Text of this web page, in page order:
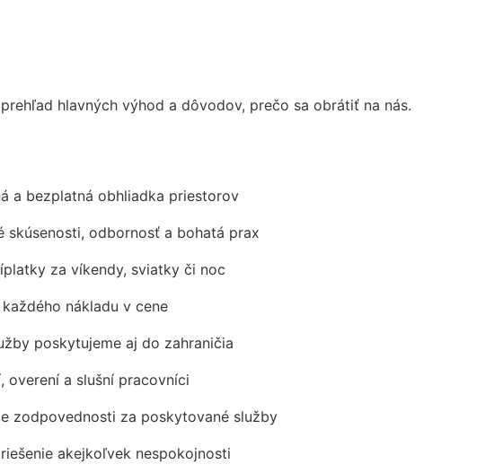
hlavných výhod a dôvodov, prečo sa obrátiť na nás.
a bezplatná obhliadka priestorov
skúsenosti, odbornosť a bohatá prax
za víkendy, sviatky či noc
nákladu v cene
poskytujeme aj do zahraničia
overení a slušní pracovníci
zodpovednosti za poskytované služby
akejkoľvek nespokojnosti